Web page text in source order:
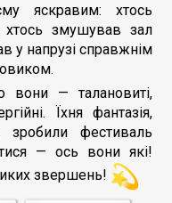
яскравим: хтось
хтось змушував зал
у напрузі справжнім
вони — талановиті,
Їхня фантазія,
фестиваль
— ось вони які!
звершень!